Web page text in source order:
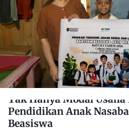
Tak Hanya Modal
Pendidikan Anak
Beasiswa